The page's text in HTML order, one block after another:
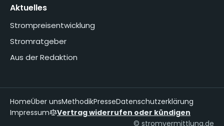
Aktuelles
Strompreisentwicklung
Stromratgeber
Aus der Redaktion
HomeÜber unsMethodikPresseDatenschutzerklärung
Impressum
Vertrag widerrufen oder kündigen
© stromvermittlung.de